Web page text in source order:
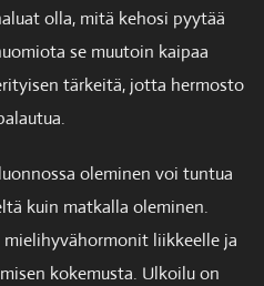
olla, mitä kehosi pyytää
se muutoin kaipaa
tärkeitä, jotta hermosto
oleminen voi tuntua
kuin matkalla oleminen.
liikkeelle ja
kokemusta. Ulkoilu on